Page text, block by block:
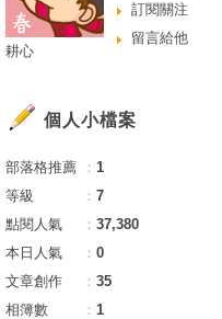
訂閱關注
留言給他
耕心
個人小檔案
部落格推薦 ： 1
等級
： 7
點閱人氣
： 37,380
本日人氣
： 0
文章創作
： 35
相簿數
： 1